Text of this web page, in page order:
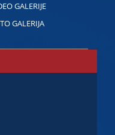
GALERIJE
GALERIJA